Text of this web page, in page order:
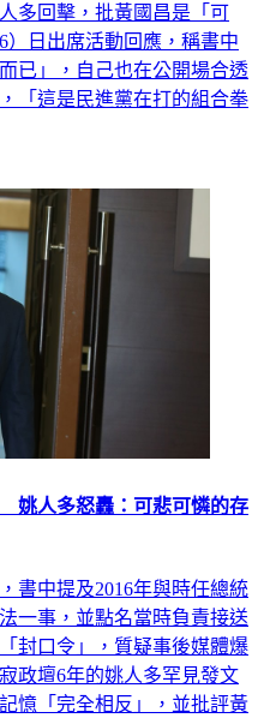
法，並稱總統府副秘書長姚
多回擊，批黃國昌是「可
）日出席活動回應，稱書中
已」，自己也在公開場合透
「這是民進黨在打的組合拳
人多怒轟：可悲可憐的存
書中提及2016年與時任總統
一事，並點名當時負責接送
封口令」，質疑事後媒體爆
政壇6年的姚人多罕見發文